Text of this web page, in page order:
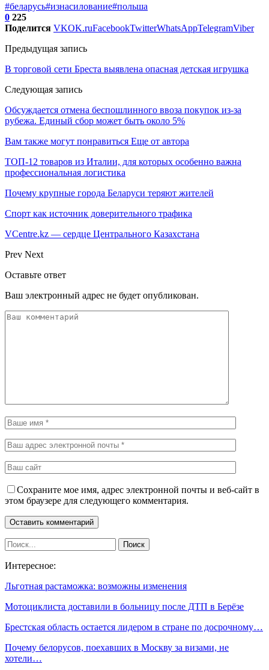
#беларусь#изнасилование#польша
0 225
Поделится VKOK.ruFacebookTwitterWhatsAppTelegramViber
Предыдущая запись
В торговой сети Бреста выявлена опасная детская игрушка
Следующая запись
Обсуждается отмена беспошлинного ввоза покупок из-за
рубежа. Единый сбор может быть около 5%
Вам также могут понравиться Еще от автора
ТОП-12 товаров из Италии, для которых особенно важна
профессиональная логистика
Почему крупные города Беларуси теряют жителей
Спорт как источник доверительного трафика
VCentre.kz — сердце Центрального Казахстана
Prev Next
Оставьте ответ
Ваш электронный адрес не будет опубликован.
Сохраните мое имя, адрес электронной почты и веб-сайт в
этом браузере для следующего комментария.
Интересное:
Льготная растаможка: возможны изменения
Мотоциклиста доставили в больницу после ДТП в Берёзе
Брестская область остается лидером в стране по досрочному…
Почему белорусов, поехавших в Москву за визами, не
хотели…